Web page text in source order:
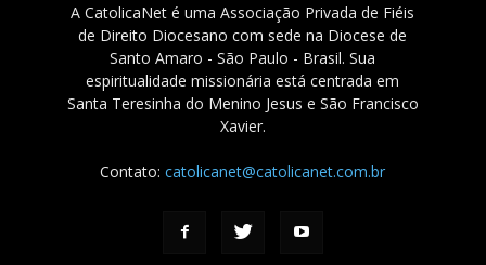
A CatolicaNet é uma Associação Privada de Fiéis
de Direito Diocesano com sede na Diocese de
Santo Amaro - São Paulo - Brasil. Sua
espiritualidade missionária está centrada em
Santa Teresinha do Menino Jesus e São Francisco
Xavier.
Contato:catolicanet@catolicanet.com.br